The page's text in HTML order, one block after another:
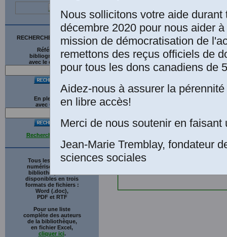
RECHERCHE SUR LE SITE
Références
bibliographiques
avec le catalogue
En plein texte
avec G gle
Recherche avancée
Tous les ouvrages
numérisés de cette
bibliothèque sont
disponibles en trois
formats de fichiers :
Word (.doc),
PDF et RTF
Pour une liste
complète des auteurs
de la bibliothèque,
en fichier Excel,
cliquer ici.
Nous sollicitons votre aide durant
décembre 2020 pour nous aider
mission de démocratisation de
remettons des reçus officiels de
pour tous les dons canadiens de
Aidez-nous à assurer la
en libre accès!
Merci de nous soutenir en faisant
Jean-Marie Tremblay, fondateur
sciences sociales